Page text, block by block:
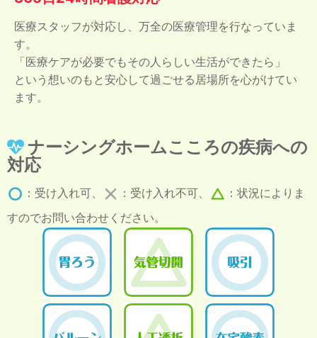
医療スタッフが対応し、万全の医療管理を行なっていま
す。
「医療ケアが必要でもその人らしい生活ができたら」
という想いのもと安心して過ごせる居場所を心がけてい
ます。
ナーシングホームこころの疾病への
対応
：受け入れ可、 ：受け入れ不可、
：状況によりま
すのでお問い合わせください。